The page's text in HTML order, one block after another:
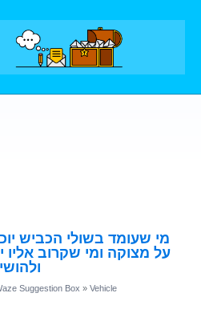
מי שעומד בשולי הכביש
על מצוקה ומי שקרוב אליו
Suggestion Box » Vehicle